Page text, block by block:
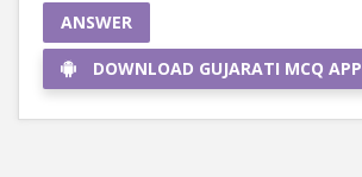
ANSWER
DOWNLOAD GUJARATI MCQ APP